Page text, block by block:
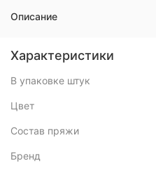
Описание
Характеристики
В упаковке штук
Цвет
Состав пряжи
Бренд